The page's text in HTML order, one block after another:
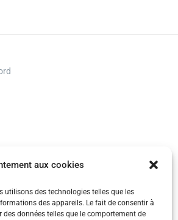
aux cookies
utilisons des technologies telles que les
des appareils. Le fait de consentir à
données telles que le comportement de